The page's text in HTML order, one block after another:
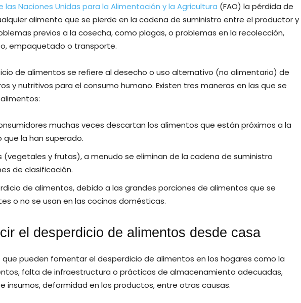
las Naciones Unidas para la Alimentación y la Agricultura (FAO) la pérdida de
alimento que se pierde en la cadena de suministro entre el productor y
previos a la cosecha, como plagas, o problemas en la recolección,
empaquetado o transporte.
de alimentos se refiere al desecho o uso alternativo (no alimentario) de
y nutritivos para el consumo humano. Existen tres maneras en las que se
muchas veces descartan los alimentos que están próximos a la
la han superado.
(vegetales y frutas), a menudo se eliminan de la cadena de suministro
de clasificación.
de alimentos, debido a las grandes porciones de alimentos que se
o no se usan en las cocinas domésticas.
el desperdicio de alimentos desde casa
pueden fomentar el desperdicio de alimentos en los hogares como la
falta de infraestructura o prácticas de almacenamiento adecuadas,
insumos, deformidad en los productos, entre otras causas.